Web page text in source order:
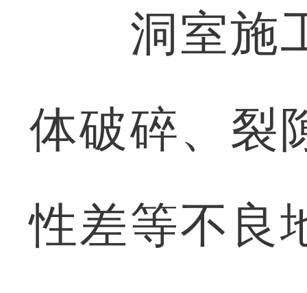
洞室施工
体破碎、裂
性差等不良